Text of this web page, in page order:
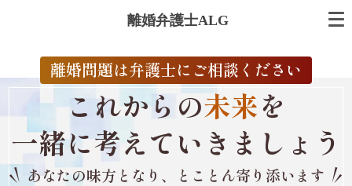
離婚弁護士ALG
離婚問題は弁護士にご相談ください
これからの未来を
一緒に考えていきましょう
あなたの味方となり、とことん寄り添います